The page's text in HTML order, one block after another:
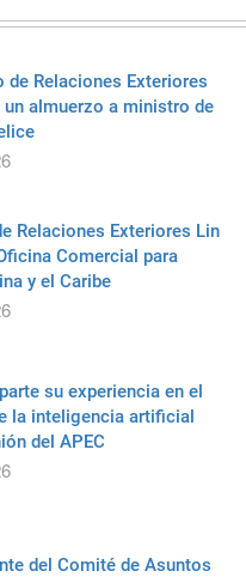
Relaciones Exteriores
almuerzo a ministro de
Relaciones Exteriores Lin
Comercial para
y el Caribe
su experiencia en el
la inteligencia artificial
del APEC
del Comité de Asuntos